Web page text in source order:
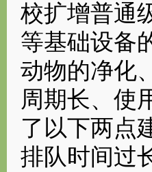
校扩增普通
等基础设备
动物的净化
周期长、使
了以下两点
排队时间过